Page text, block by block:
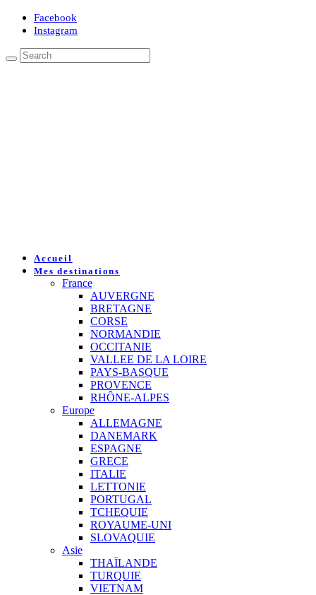
Facebook
Instagram
Accueil
Mes destinations
France
AUVERGNE
BRETAGNE
CORSE
NORMANDIE
OCCITANIE
VALLEE DE LA LOIRE
PAYS-BASQUE
PROVENCE
RHÔNE-ALPES
Europe
ALLEMAGNE
DANEMARK
ESPAGNE
GRECE
ITALIE
LETTONIE
PORTUGAL
TCHEQUIE
ROYAUME-UNI
SLOVAQUIE
Asie
THAÏLANDE
TURQUIE
VIETNAM